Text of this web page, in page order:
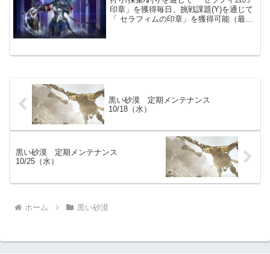
印章」を獲得毎日、挑戦課題(Y)を通じて
「 セラフィムの印章」を獲得可能（最大
て１０個...
黒い砂漠 定期メンテナンス
10/18（水）
黒い砂漠 定期メンテナンス
10/25（水）
ホーム 黒い砂漠